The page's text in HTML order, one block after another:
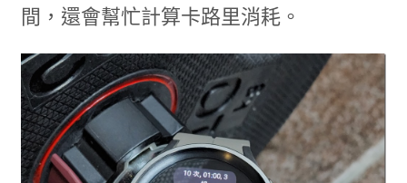
間，還會幫忙計算卡路里消耗。